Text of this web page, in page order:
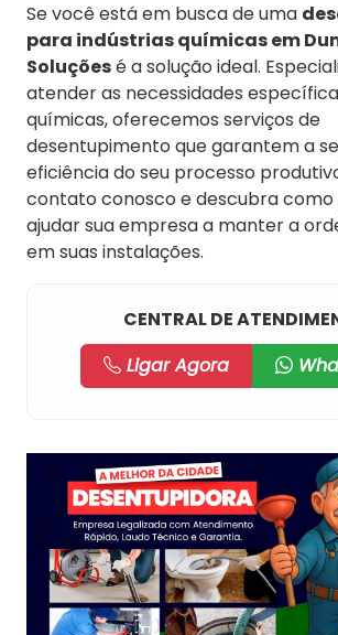
Se você está em busca de uma
para indústrias químicas em
Soluçõesé a solução ideal.
atender as necessidades
químicas, oferecemos serviços de
desentupimento que garantem a
eficiência do seu processo
contato conosco e descubra como
ajudar sua empresa a manter a
em suas instalações.
CENTRAL DE
Ligar Agora